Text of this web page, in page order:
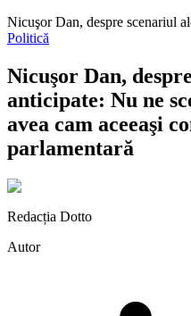
Nicuşor Dan, despre scenariul
Politică
Nicuşor Dan,
anticipate: Nu ne
avea cam aceeaşi
parlamentară
Redacția Dotto
Autor